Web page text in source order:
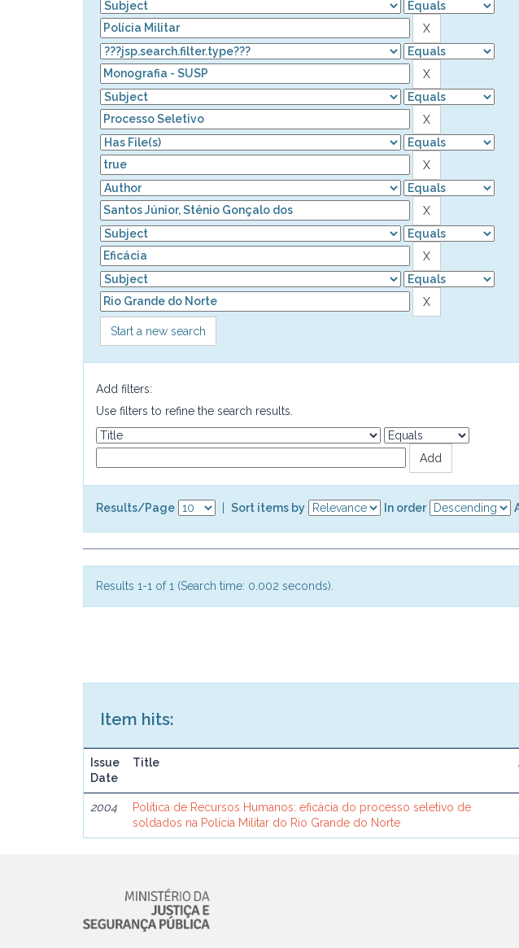
Start a new search
Add filters:
Use filters to refine the search results.
Results/Page Sort items by In order
Results 1-1 of 1 (Search time: 0.002 seconds).
Item hits:
Issue
Date
Title
2004
Política de Recursos Humanos: eficácia do processo seletivo de
soldados na Polícia Militar do Rio Grande do Norte